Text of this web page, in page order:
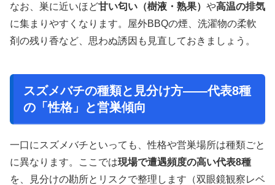
なお、巣に近いほど甘い匂い（樹液・熟果） や高温の排気
に集まりやすくなります。屋外BBQの煙、洗濯物の柔軟
剤の残り香など、思わぬ誘因も見直しておきましょう。
スズメバチの種類と見分け方——代表8種
の「性格」と営巣傾向
一口にスズメバチといっても、性格や営巣場所は種類ごと
に異なります。ここでは現場で遭遇頻度の高い代表8種
を、見分けの勘所とリスクで整理します（双眼鏡観察レベ